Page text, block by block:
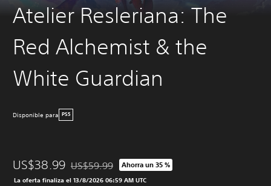
Atelier Resleriana: The
Red Alchemist & the
White Guardian
Disponible para PS5
US$38.99 Rebajado del precio original de US$59.99
US$59.99 Ahorra un 35 %
La oferta finaliza el 13/8/2026 06:59 AM UTC